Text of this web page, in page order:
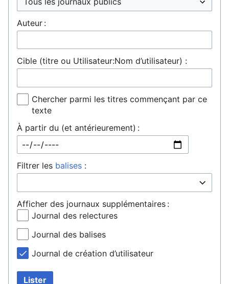
Auteur :
Cible (titre ou Utilisateur:Nom d’utilisateur) :
Chercher parmi les titres commençant par ce
texte
À partir du (et antérieurement) :
Filtrer les balises :
Afficher des journaux supplémentaires :
Journal des relectures
Journal des balises
Journal de création d’utilisateur
Lister